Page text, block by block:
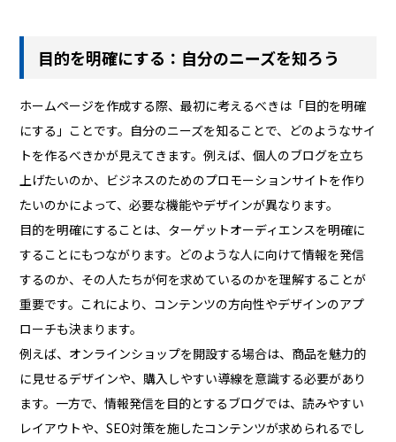
目的を明確にする：自分のニーズを知ろう
ホームページを作成する際、最初に考えるべきは「目的を明確
にする」ことです。自分のニーズを知ることで、どのようなサイ
トを作るべきかが見えてきます。例えば、個人のブログを立ち
上げたいのか、ビジネスのためのプロモーションサイトを作り
たいのかによって、必要な機能やデザインが異なります。
目的を明確にすることは、ターゲットオーディエンスを明確に
することにもつながります。どのような人に向けて情報を発信
するのか、その人たちが何を求めているのかを理解することが
重要です。これにより、コンテンツの方向性やデザインのアプ
ローチも決まります。
例えば、オンラインショップを開設する場合は、商品を魅力的
に見せるデザインや、購入しやすい導線を意識する必要があり
ます。一方で、情報発信を目的とするブログでは、読みやすい
レイアウトや、SEO対策を施したコンテンツが求められるでし